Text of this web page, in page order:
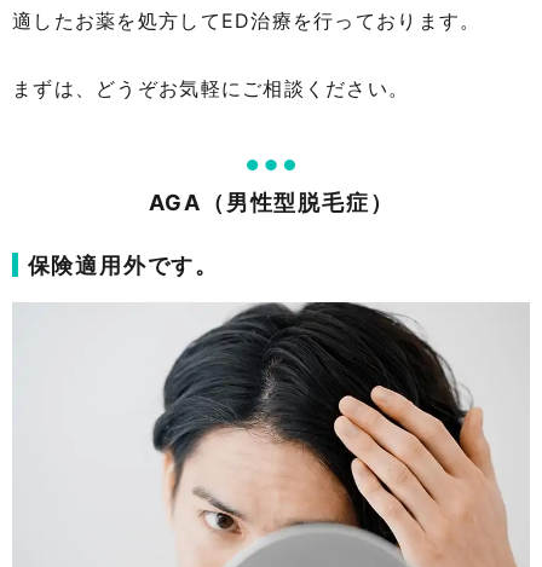
適したお薬を処方してED治療を行っております。
まずは、どうぞお気軽にご相談ください。
AGA（男性型脱毛症）
保険適用外です。